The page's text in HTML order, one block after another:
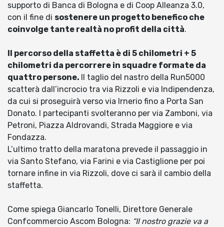
supporto di Banca di Bologna e di Coop Alleanza 3.0,
con il fine di sostenere un progetto benefico che
coinvolge tante realtà no profit della città.
Il percorso della staffetta è di 5 chilometri + 5
chilometri da percorrere in squadre formate da
quattro persone.
Il taglio del nastro della Run5000
scatterà dall’incrocio tra via Rizzoli e via Indipendenza,
da cui si proseguirà verso via Irnerio fino a Porta San
Donato. I partecipanti svolteranno per via Zamboni, via
Petroni, Piazza Aldrovandi, Strada Maggiore e via
Fondazza.
L’ultimo tratto della maratona prevede il passaggio in
via Santo Stefano, via Farini e via Castiglione per poi
tornare infine in via Rizzoli, dove ci sarà il cambio della
staffetta.
Come spiega Giancarlo Tonelli, Direttore Generale
Confcommercio Ascom Bologna: “Il nostro grazie va a